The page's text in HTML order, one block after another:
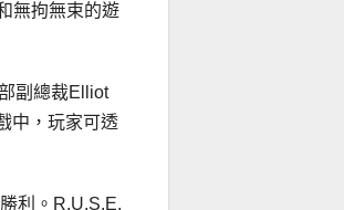
無拘無束的遊
副總裁Elliot
中，玩家可透
利。R.U.S.E.